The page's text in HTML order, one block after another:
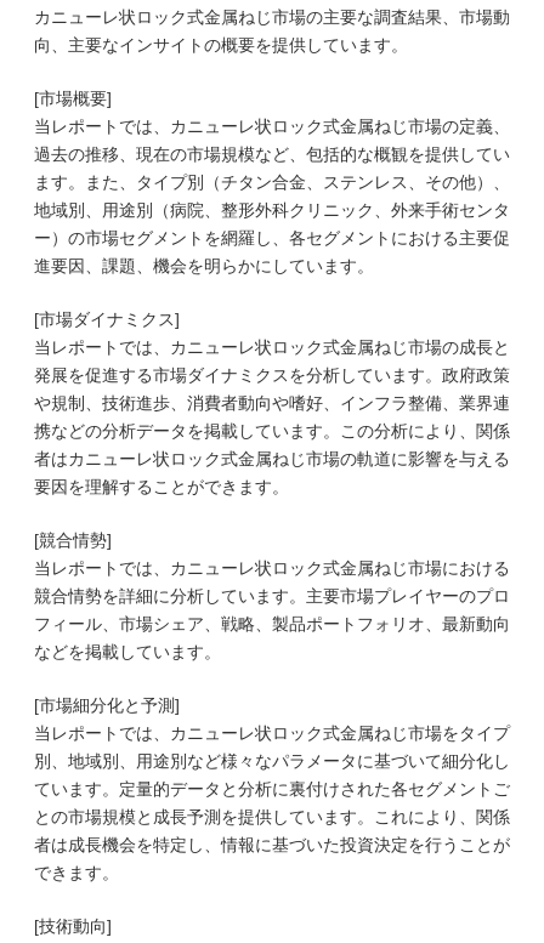
カニューレ状ロック式金属ねじ市場の主要な調査結果、市場動
向、主要なインサイトの概要を提供しています。
[市場概要]
当レポートでは、カニューレ状ロック式金属ねじ市場の定義、
過去の推移、現在の市場規模など、包括的な概観を提供してい
ます。また、タイプ別（チタン合金、ステンレス、その他）、
地域別、用途別（病院、整形外科クリニック、外来手術センタ
ー）の市場セグメントを網羅し、各セグメントにおける主要促
進要因、課題、機会を明らかにしています。
[市場ダイナミクス]
当レポートでは、カニューレ状ロック式金属ねじ市場の成長と
発展を促進する市場ダイナミクスを分析しています。政府政策
や規制、技術進歩、消費者動向や嗜好、インフラ整備、業界連
携などの分析データを掲載しています。この分析により、関係
者はカニューレ状ロック式金属ねじ市場の軌道に影響を与える
要因を理解することができます。
[競合情勢]
当レポートでは、カニューレ状ロック式金属ねじ市場における
競合情勢を詳細に分析しています。主要市場プレイヤーのプロ
フィール、市場シェア、戦略、製品ポートフォリオ、最新動向
などを掲載しています。
[市場細分化と予測]
当レポートでは、カニューレ状ロック式金属ねじ市場をタイプ
別、地域別、用途別など様々なパラメータに基づいて細分化し
ています。定量的データと分析に裏付けされた各セグメントご
との市場規模と成長予測を提供しています。これにより、関係
者は成長機会を特定し、情報に基づいた投資決定を行うことが
できます。
[技術動向]